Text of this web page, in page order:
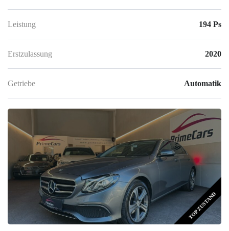
Leistung 194 Ps
Erstzulassung 2020
Getriebe Automatik
TOP ZUSTAND